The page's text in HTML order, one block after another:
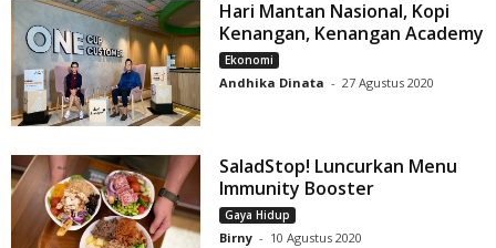
Hari Mantan Nasional, Kopi
Kenangan, Kenangan Academy
Ekonomi
Andhika Dinata - 27 Agustus 2020
SaladStop! Luncurkan Menu
Immunity Booster
Gaya Hidup
Birny - 10 Agustus 2020